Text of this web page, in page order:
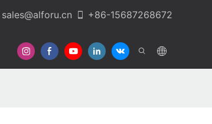
sales@alforu.cn +86-15687268672